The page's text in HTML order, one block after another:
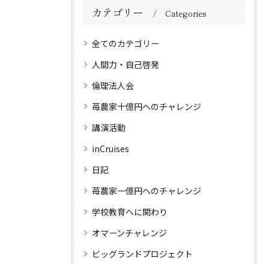
カテゴリー Categories
全てのカテゴリー
人間力・自己啓発
倫理法人会
苺農家十億円へのチャレンジ
講演活動
inCruises
日記
苺農家一億円へのチャレンジ
学校教育へに関わり
オマーンチャレンジ
ビッグランドプロジェクト